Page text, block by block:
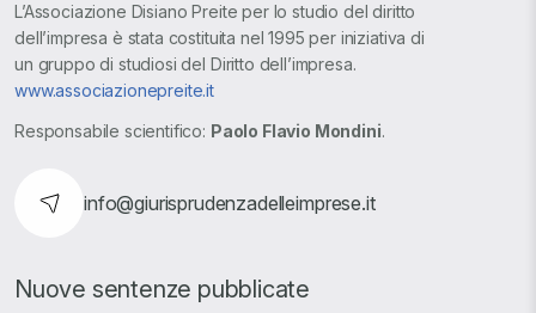
L’Associazione Disiano Preite per lo studio del diritto
dell’impresa è stata costituita nel 1995 per iniziativa di
un gruppo di studiosi del Diritto dell’impresa.
www.associazionepreite.it
Responsabile scientifico: Paolo Flavio Mondini.
info@giurisprudenzadelleimprese.it
Nuove sentenze pubblicate